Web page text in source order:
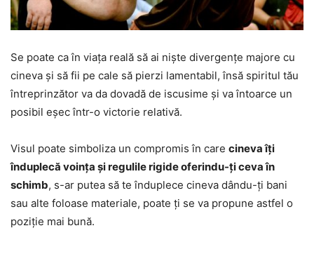
Se poate ca în viața reală să ai niște divergențe majore cu
cineva și să fii pe cale să pierzi lamentabil, însă spiritul tău
întreprinzător va da dovadă de iscusime și va întoarce un
posibil eșec într-o victorie relativă.
Visul poate simboliza un compromis în care cineva îți
înduplecă voința și regulile rigide oferindu-ți ceva în
schimb, s-ar putea să te înduplece cineva dându-ți bani
sau alte foloase materiale, poate ți se va propune astfel o
poziție mai bună.